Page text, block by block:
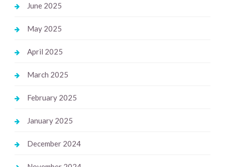
June 2025
May 2025
April 2025
March 2025
February 2025
January 2025
December 2024